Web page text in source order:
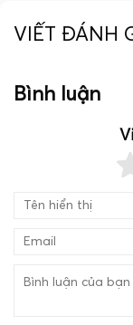
VIẾT ĐÁNH
Bình luận